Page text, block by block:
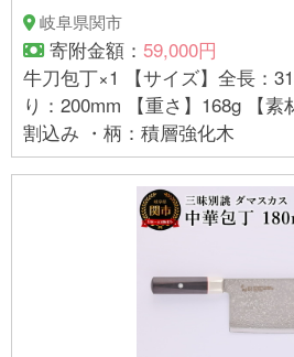
岐阜県関市
寄附金額： 59,000円
牛刀包丁×1 【サイズ】全長：315×46×15mm 刃渡
り：200mm 【重さ】168g 【
割込み ・柄：積層強化木